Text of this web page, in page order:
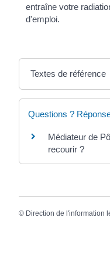
entraîne votre
d'emploi.
Textes de référence
Questions ?
Médiateur de
recourir ?
© Direction de l'information